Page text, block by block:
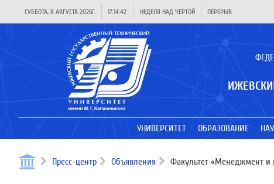
СУББОТА, 8 АВГУСТА 2026Г. 17:14:42 НЕДЕЛЯ НАД ЧЕРТОЙ ПЕРЕРЫВ
УНИВЕРСИТЕТ ОБРАЗОВАНИЕ
Пресс-центр Объявления Факультет «Менеджмент и